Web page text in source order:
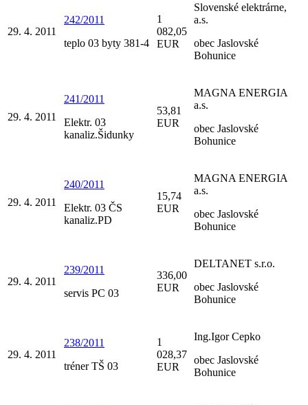
29. 4. 2011
242/2011
teplo 03 byty 381-4
1
082,05
EUR
Slovenské elektrárne,
a.s.
obec Jaslovské
Bohunice
29. 4. 2011
241/2011
Elektr. 03
kanaliz.Šidunky
53,81
EUR
MAGNA ENERGIA
a.s.
obec Jaslovské
Bohunice
29. 4. 2011
240/2011
Elektr. 03 ČS
kanaliz.PD
15,74
EUR
MAGNA ENERGIA
a.s.
obec Jaslovské
Bohunice
29. 4. 2011
239/2011
servis PC 03
336,00
EUR
DELTANET s.r.o.
obec Jaslovské
Bohunice
29. 4. 2011
238/2011
tréner TŠ 03
1
028,37
EUR
Ing.Igor Cepko
obec Jaslovské
Bohunice